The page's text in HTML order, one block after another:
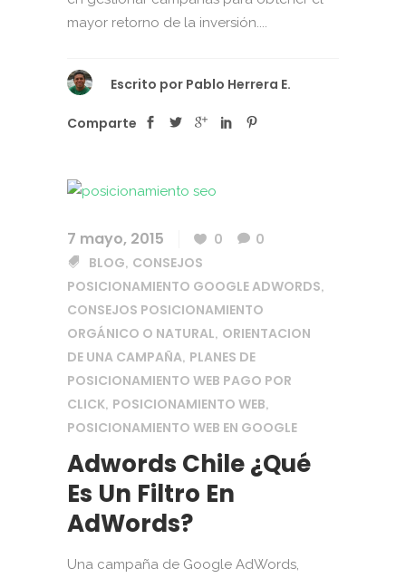
mayor retorno de la inversión....
Escrito por Pablo Herrera E.
Comparte
7 mayo, 2015 0
0
BLOG, CONSEJOS
POSICIONAMIENTO GOOGLE ADWORDS,
CONSEJOS POSICIONAMIENTO
ORGÁNICO O NATURAL, ORIENTACION
DE UNA CAMPAÑA, PLANES DE
POSICIONAMIENTO WEB PAGO POR
CLICK, POSICIONAMIENTO WEB,
POSICIONAMIENTO WEB EN GOOGLE
Adwords Chile ¿Qué
Es Un Filtro En
AdWords?
Una campaña de Google AdWords,